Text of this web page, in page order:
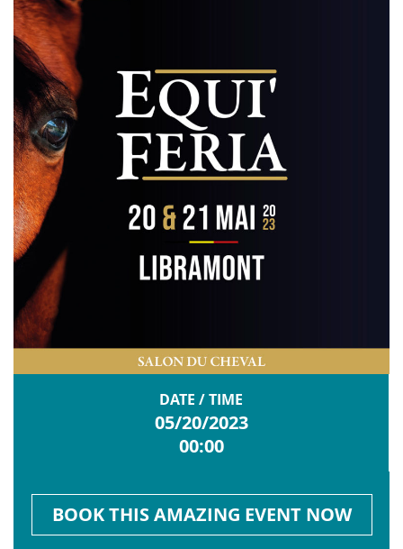
DATE / TIME
05/20/2023
00:00
BOOK THIS AMAZING EVENT NOW